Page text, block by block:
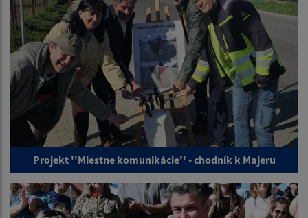
Projekt ''Miestne komunikácie'' - chodník k Majeru